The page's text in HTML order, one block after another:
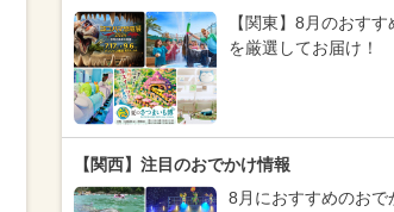
【関東】8月のおすす
を厳選してお届け！
【関西】注目のおでかけ情報
8月におすすめのおで